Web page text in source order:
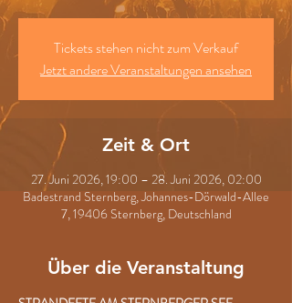
Tickets stehen nicht zum Verkauf
Jetzt andere Veranstaltungen ansehen
Zeit & Ort
27. Juni 2026, 19:00 – 28. Juni 2026, 02:00
Badestrand Sternberg, Johannes-Dörwald-Allee
7, 19406 Sternberg, Deutschland
Über die Veranstaltung